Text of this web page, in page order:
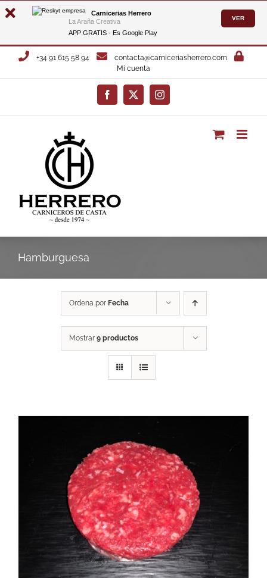
Carnicerias Herrero
La Araña Creativa
APP GRATIS - Es Google Play
VER
Saltar
+34 91 615 58 94
contacta@carniceriasherrero.com
Mi cuenta
Facebook
X Instagram
Hamburguesa
Ordena por Fecha
Mostrar 9 productos